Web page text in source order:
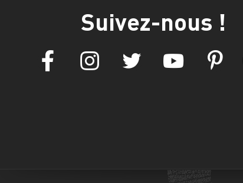
Suivez-nous !